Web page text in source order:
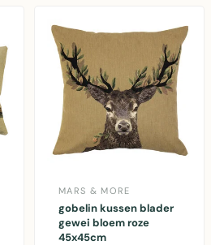
MARS & MORE
gobelin kussen blader
gewei bloem roze
45x45cm